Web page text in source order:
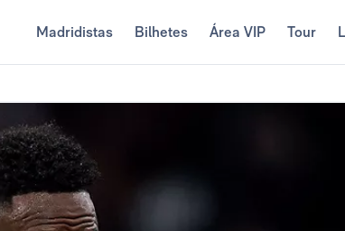
Madridistas Bilhetes Área VIP Tour